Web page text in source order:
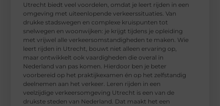
Utrecht biedt veel voordelen, omdat je leert rijden in een
omgeving met uiteenlopende verkeerssituaties. Van
drukke stadswegen en complexe kruispunten tot
snelwegen en woonwijken: je krijgt tijdens je opleiding
met vrijwel alle verkeersomstandigheden te maken. Wie
leert rijden in Utrecht, bouwt niet alleen ervaring op,
maar ontwikkelt ook vaardigheden die overal in
Nederland van pas komen. Hierdoor ben je beter
voorbereid op het praktijkexamen én op het zelfstandig
deelnemen aan het verkeer. Leren rijden in een
veelzijdige verkeersomgeving Utrecht is een van de
drukste steden van Nederland. Dat maakt het een